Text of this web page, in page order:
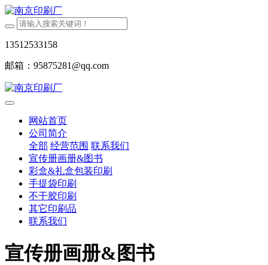
13512533158
邮箱：95875281@qq.com
网站首页
公司简介
全部 经营范围 联系我们
宣传册画册&图书
彩盒&礼盒包装印刷
手提袋印刷
不干胶印刷
其它印刷品
联系我们
宣传册画册&图书